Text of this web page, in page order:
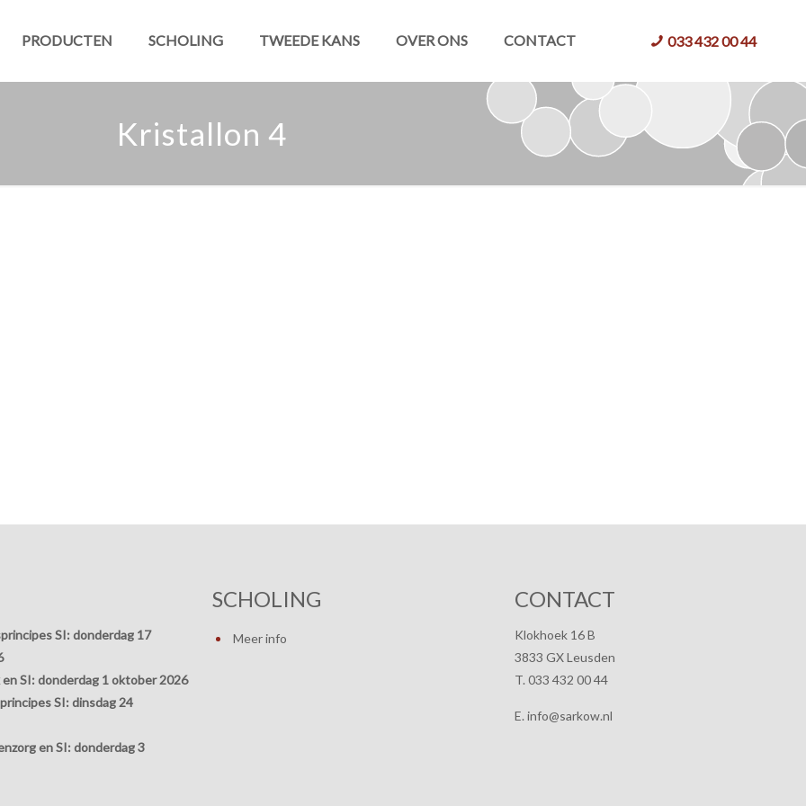
PRODUCTEN SCHOLING TWEEDE KANS OVER ONS CONTACT 033 432 00 44
Kristallon 4
SI: donderdag 17
SI: donderdag 1 oktober 2026
SI: dinsdag 24
en SI: donderdag 3
SCHOLING
Meer info
CONTACT
Klokhoek 16 B
3833 GX Leusden
T. 033 432 00 44
E. info@sarkow.nl